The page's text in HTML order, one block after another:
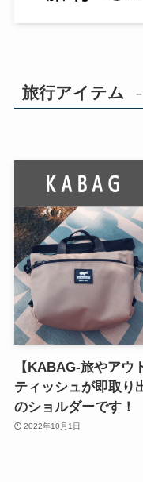
旅行アイテム
【KABAG-旅やアウ
ティッシュが即取り
のショルダーです！
2022年10月1日